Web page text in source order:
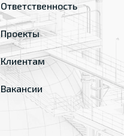
Ответственность
Проекты
Клиентам
Вакансии